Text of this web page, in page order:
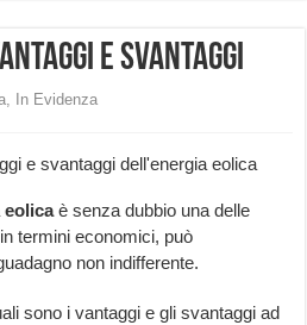
e svantaggi
,
In Evidenza
eolicaè senza dubbio una delle
termini economici, può
non indifferente.
sono i vantaggi e gli svantaggi ad